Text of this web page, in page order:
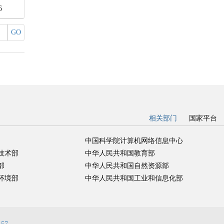
GO
相关部门
国家平台
中国科学院计算机网络信息中心
术部
中华人民共和国教育部
中华人民共和国自然资源部
境部
中华人民共和国工业和信息化部